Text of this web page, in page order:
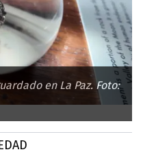
en La Paz. Foto: